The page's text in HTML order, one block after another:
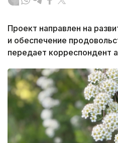
Проект направлен на
и обеспечение
передает корреспондент